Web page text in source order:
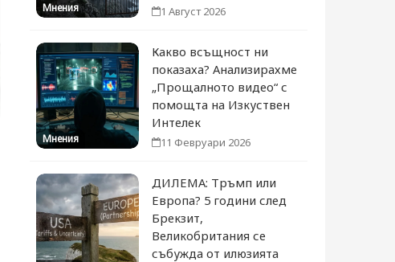
Мнения 1 Август 2026
Мнения
Какво всъщност ни
показаха? Анализирахме
„Прощалното видео“ с
помощта на Изкуствен
Интелек
11 Февруари 2026
ДИЛЕМА: Тръмп или
Европа? 5 години след
Брекзит,
Великобритания се
събужда от илюзията